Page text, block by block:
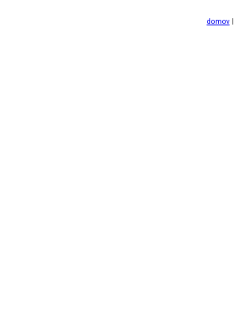
domov